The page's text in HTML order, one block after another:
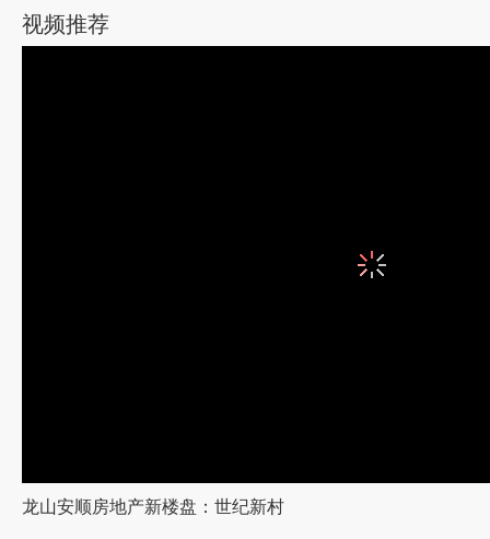
视频推荐
龙山安顺房地产新楼盘：世纪新村